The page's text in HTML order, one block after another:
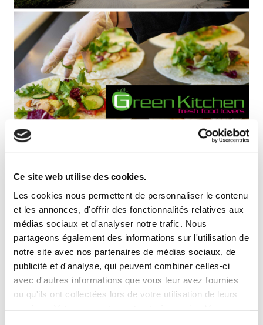
Ce site web utilise des cookies.
Les cookies nous permettent de personnaliser le contenu
et les annonces, d'offrir des fonctionnalités relatives aux
médias sociaux et d'analyser notre trafic. Nous
partageons également des informations sur l'utilisation de
notre site avec nos partenaires de médias sociaux, de
publicité et d'analyse, qui peuvent combiner celles-ci
avec d'autres informations que vous leur avez fournies
ou qu'ils ont collectées lors de votre utilisation de leurs
EUROCONTROL CHOISIT GREEN
KITCHEN POUR SES SERVICES DE
RESTAURATION EN BELGIQUE
il y a 7 ans
GREEN KITCHENpoursuit son développement dans le
secteur de la restauration en emportant l’appel d’offre pour
les services de restauration chezEUROCONTROLà Haren.
EUROCONTROL est une organisation intergouvernementale
composée de 41 États membres et de deux États signataires